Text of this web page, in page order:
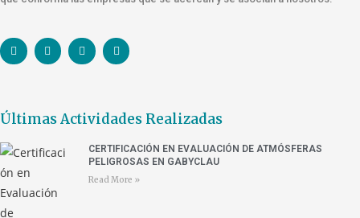
Últimas Actividades Realizadas
CERTIFICACIÓN EN EVALUACIÓN DE ATMÓSFERAS
PELIGROSAS EN GABYCLAU
Read More »